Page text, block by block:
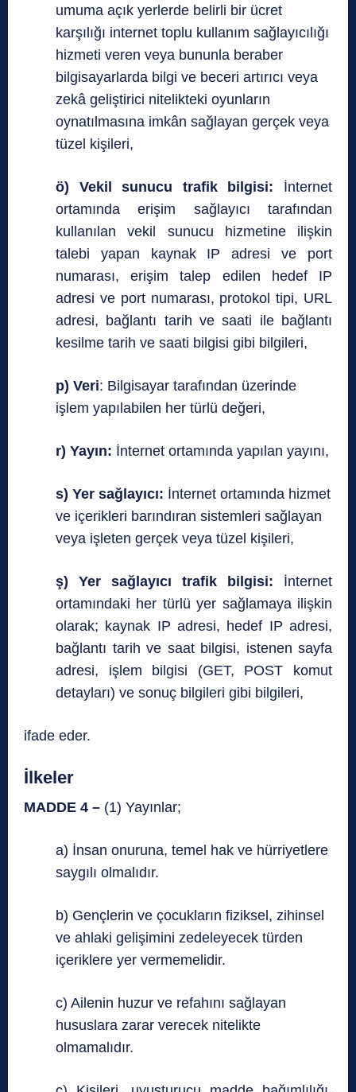
umuma açık yerlerde belirli bir ücret
karşılığı internet toplu kullanım sağlayıcılığı
hizmeti veren veya bununla beraber
bilgisayarlarda bilgi ve beceri artırıcı veya
zekâ geliştirici nitelikteki oyunların
oynatılmasına imkân sağlayan gerçek veya
tüzel kişileri,
ö) Vekil sunucu trafik bilgisi: İnternet
ortamında erişim sağlayıcı tarafından
kullanılan vekil sunucu hizmetine ilişkin
talebi yapan kaynak IP adresi ve port
numarası, erişim talep edilen hedef IP
adresi ve port numarası, protokol tipi, URL
adresi, bağlantı tarih ve saati ile bağlantı
kesilme tarih ve saati bilgisi gibi bilgileri,
p) Veri: Bilgisayar tarafından üzerinde
işlem yapılabilen her türlü değeri,
r) Yayın: İnternet ortamında yapılan yayını,
s) Yer sağlayıcı: İnternet ortamında hizmet
ve içerikleri barındıran sistemleri sağlayan
veya işleten gerçek veya tüzel kişileri,
ş) Yer sağlayıcı trafik bilgisi: İnternet
ortamındaki her türlü yer sağlamaya ilişkin
olarak; kaynak IP adresi, hedef IP adresi,
bağlantı tarih ve saat bilgisi, istenen sayfa
adresi, işlem bilgisi (GET, POST komut
detayları) ve sonuç bilgileri gibi bilgileri,
ifade eder.
İlkeler
MADDE 4 – (1) Yayınlar;
a) İnsan onuruna, temel hak ve hürriyetlere
saygılı olmalıdır.
b) Gençlerin ve çocukların fiziksel, zihinsel
ve ahlaki gelişimini zedeleyecek türden
içeriklere yer vermemelidir.
c) Ailenin huzur ve refahını sağlayan
hususlara zarar verecek nitelikte
olmamalıdır.